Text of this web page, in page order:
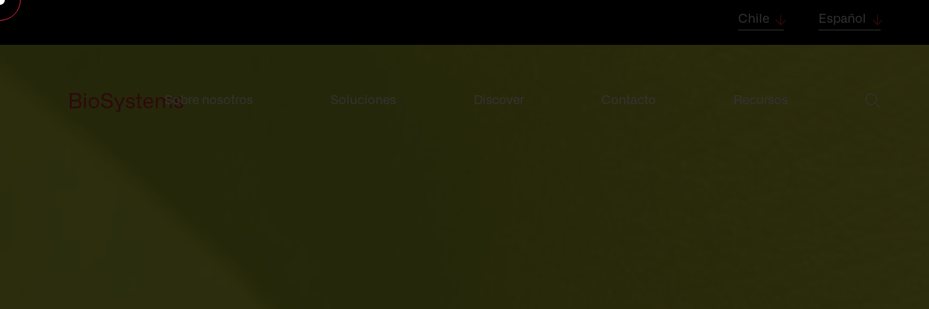
BioSystems
Chile Español
Sobre nosotros Soluciones Discover Contacto Recursos